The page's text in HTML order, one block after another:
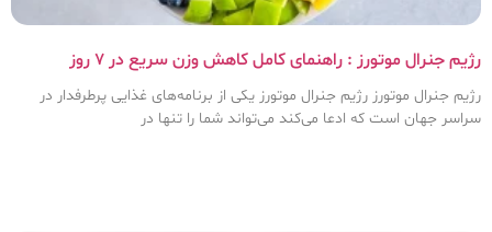
رژیم جنرال موتورز : راهنمای کامل کاهش وزن سریع در ۷ روز
رژیم جنرال موتورز رژیم جنرال موتورز یکی از برنامه‌های غذایی پرطرفدار در
سراسر جهان است که ادعا می‌کند می‌تواند شما را تنها در